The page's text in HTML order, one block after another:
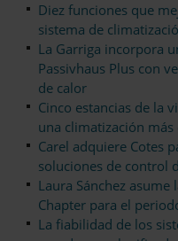
Diez funciones que
sistema de
La Garriga incorpora
Passivhaus Plus con
de calor
Cinco estancias de la
una climatización más
Carel adquiere Cotes
soluciones de control
Laura Sánchez asume
Chapter para el
La fiabilidad de los